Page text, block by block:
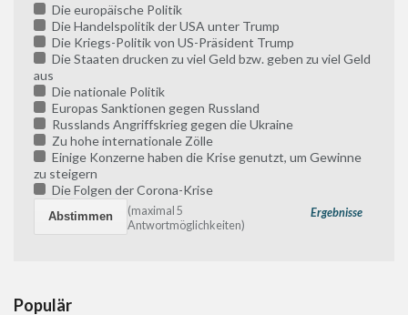
Die europäische Politik
Die Handelspolitik der USA unter Trump
Die Kriegs-Politik von US-Präsident Trump
Die Staaten drucken zu viel Geld bzw. geben zu viel Geld
aus
Die nationale Politik
Europas Sanktionen gegen Russland
Russlands Angriffskrieg gegen die Ukraine
Zu hohe internationale Zölle
Einige Konzerne haben die Krise genutzt, um Gewinne
zu steigern
Die Folgen der Corona-Krise
Ergebnisse
(maximal 5
Antwortmöglichkeiten)
Populär